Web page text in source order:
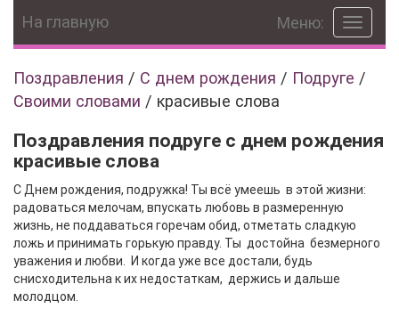
Toggle
На главную Меню:
Поздравления / С днем рождения / Подруге /
Своими словами / красивые слова
Поздравления подруге с днем рождения
красивые слова
С Днем рождения, подружка! Ты всё умеешь в этой жизни:
радоваться мелочам, впускать любовь в размеренную
жизнь, не поддаваться горечам обид, отметать сладкую
ложь и принимать горькую правду. Ты достойна безмерного
уважения и любви. И когда уже все достали, будь
снисходительна к их недостаткам, держись и дальше
молодцом.